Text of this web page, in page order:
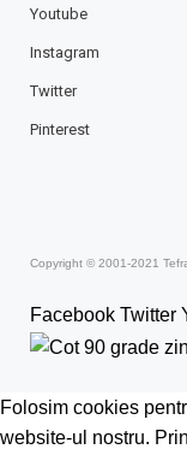
Youtube
Instagram
Twitter
Pinterest
Copyright © 2001-2021
Facebook Twitter
Folosim cookies
website-ul nostru.